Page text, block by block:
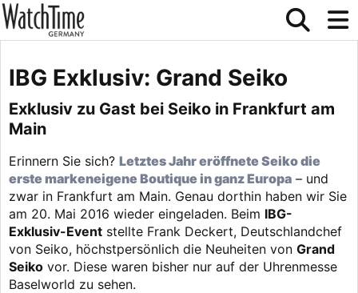
IBG Exklusiv: Grand Seiko
Exklusiv zu Gast bei Seiko in Frankfurt am
Main
Erinnern Sie sich? Letztes Jahr eröffnete Seiko die
erste markeneigene Boutique in ganz Europa – und
zwar in Frankfurt am Main. Genau dorthin haben wir Sie
am 20. Mai 2016 wieder eingeladen. Beim IBG-
Exklusiv-Event stellte Frank Deckert, Deutschlandchef
von Seiko, höchstpersönlich die Neuheiten von Grand
Seiko vor. Diese waren bisher nur auf der Uhrenmesse
Baselworld zu sehen.